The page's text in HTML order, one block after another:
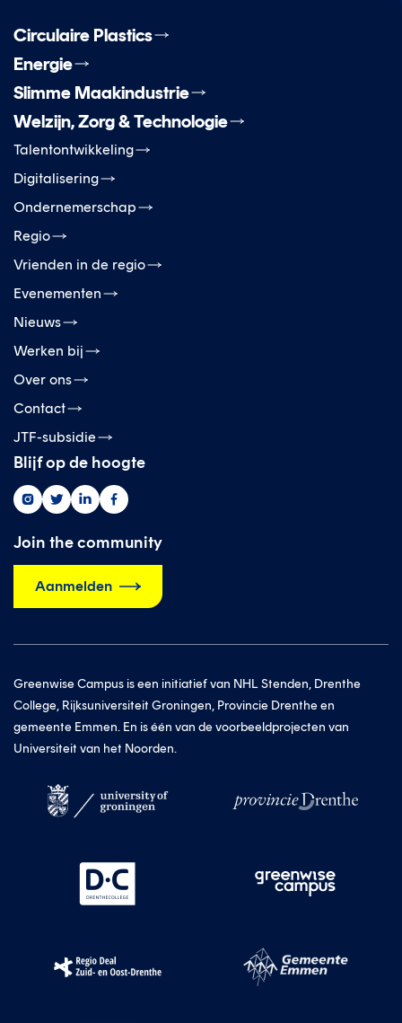
Circulaire Plastics
Energie
Slimme Maakindustrie
Welzijn, Zorg & Technologie
Talentontwikkeling
Digitalisering
Ondernemerschap
Regio
Vrienden in de regio
Evenementen
Nieuws
Werken bij
Over ons
Contact
JTF-subsidie
Blijf op de hoogte
Greenwise
op
instagram
Greenwise
op
twitter
Greenwise
op
linkedin
Greenwise
op
facebook
Join the community
Aanmelden
Greenwise Campus is een initiatief van NHL Stenden, Drenthe
College, Rijksuniversiteit Groningen, Provincie Drenthe en
gemeente Emmen. En is één van de voorbeeldprojecten van
Universiteit van het Noorden.